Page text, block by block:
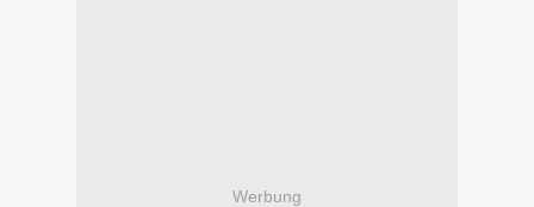
Werbung